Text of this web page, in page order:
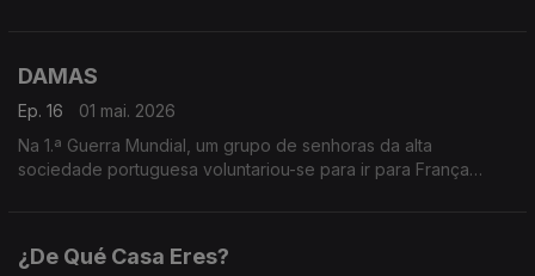
DAMAS
Ep. 16
01 mai. 2026
Na 1.ª Guerra Mundial, um grupo de senhoras da alta
sociedade portuguesa voluntariou-se para ir para França
¿De Qué Casa Eres?